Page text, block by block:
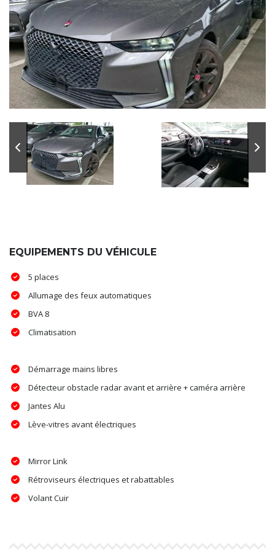
EQUIPEMENTS DU VÉHICULE
5 places
Allumage des feux automatiques
BVA 8
Climatisation
Démarrage mains libres
Détecteur obstacle radar avant et arrière + caméra arrière
Jantes Alu
Lève-vitres avant électriques
Mirror Link
Rétroviseurs électriques et rabattables
Volant Cuir